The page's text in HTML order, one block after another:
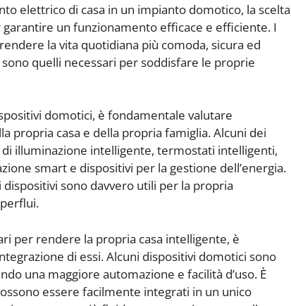
elettrico di casa in un impianto domotico, la scelta
un funzionamento efficace e efficiente. I
la vita quotidiana più comoda, sicura ed
quelli necessari per soddisfare le proprie
domotici, è fondamentale valutare
propria casa e della propria famiglia. Alcuni dei
illuminazione intelligente, termostati intelligenti,
smart e dispositivi per la gestione dell’energia.
sono davvero utili per la propria
per rendere la propria casa intelligente, è
di essi. Alcuni dispositivi domotici sono
una maggiore automazione e facilità d’uso. È
essere facilmente integrati in un unico